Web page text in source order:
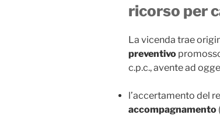
ricorso per
La vicenda trae
preventivo
c.p.c., avente ad
l’accertamento del
accompagnamento